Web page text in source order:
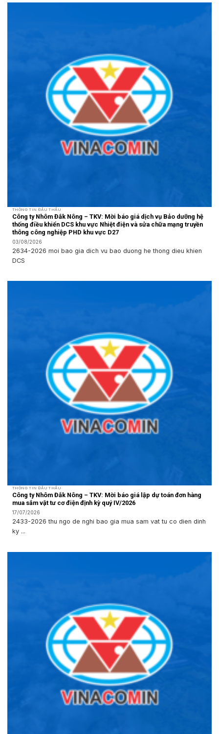
THÔNG TIN ĐẤU THẦU
Công ty Nhôm Đắk Nông – TKV: Mời báo giá dịch vụ Bảo dưỡng hệ
thống điều khiển DCS khu vực Nhiệt điện và sửa chữa mạng truyền
thông công nghiệp PHD khu vực D27
03/08/2026
2634-2026 moi bao gia dich vu bao duong he thong dieu khien
DCS
THÔNG TIN ĐẤU THẦU
Công ty Nhôm Đắk Nông – TKV: Mời báo giá lập dự toán đơn hàng
mua sắm vật tư cơ điện định kỳ quý IV/2026
17/07/2026
2433-2026 thu ngo de nghi bao gia mua sam vat tu co dien dinh
ky ...